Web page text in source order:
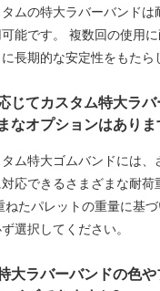
ムの特大ラバーバンドは
能です。 複数回の使用
長期的な安定性をもたら
じてカスタム特大ラ
なオプションはあり
ム特大ゴムバンドには、
応できるさまざまな耐荷
ねたパレットの重量に基
選択してください。
大ラバーバンドの色